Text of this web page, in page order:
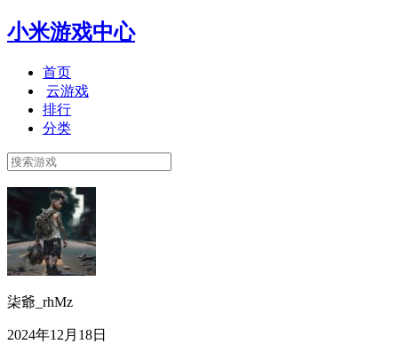
小米游戏中心
首页
云游戏
排行
分类
柒爺_rhMz
2024年12月18日